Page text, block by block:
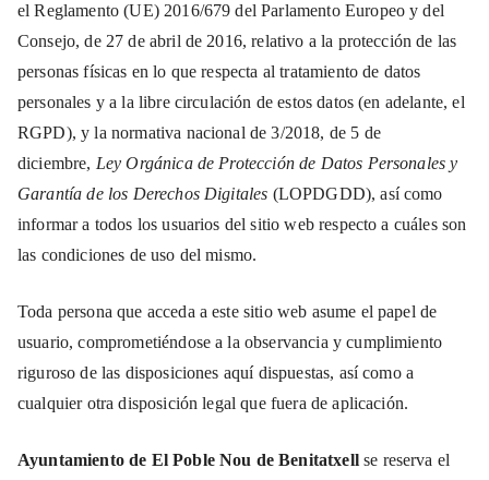
el Reglamento (UE) 2016/679 del Parlamento Europeo y del
Consejo, de 27 de abril de 2016, relativo a la protección de las
personas físicas en lo que respecta al tratamiento de datos
personales y a la libre circulación de estos datos (en adelante, el
RGPD), y la normativa nacional de 3/2018, de 5 de
diciembre, Ley Orgánica de Protección de Datos Personales y
Garantía de los Derechos Digitales (LOPDGDD), así como
informar a todos los usuarios del sitio web respecto a cuáles son
las condiciones de uso del mismo.
Toda persona que acceda a este sitio web asume el papel de
usuario, comprometiéndose a la observancia y cumplimiento
riguroso de las disposiciones aquí dispuestas, así como a
cualquier otra disposición legal que fuera de aplicación.
Ayuntamiento de El Poble Nou de Benitatxellse reserva el